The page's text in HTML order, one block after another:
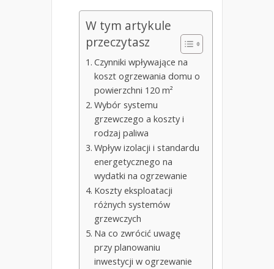
W tym artykule
przeczytasz
Czynniki wpływające na
koszt ogrzewania domu o
powierzchni 120 m²
Wybór systemu
grzewczego a koszty i
rodzaj paliwa
Wpływ izolacji i standardu
energetycznego na
wydatki na ogrzewanie
Koszty eksploatacji
różnych systemów
grzewczych
Na co zwrócić uwagę
przy planowaniu
inwestycji w ogrzewanie